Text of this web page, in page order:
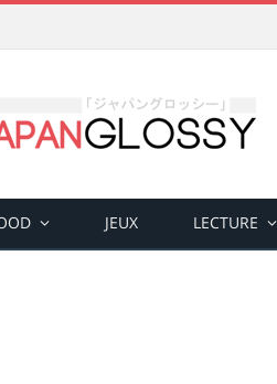
JEUX LECTURE